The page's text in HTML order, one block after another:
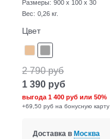
Размеры: 900 x 100 x 30
Вес: 0,26 кг.
Цвет
2 790 руб
1 390 руб
выгода1 400 руб или50%
+69,50 руб на бонусную карту
Доставка в Москва